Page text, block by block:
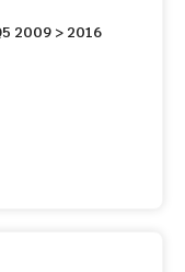
2009 > 2016